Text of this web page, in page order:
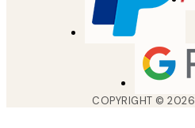
COPYRIGHT ©2026